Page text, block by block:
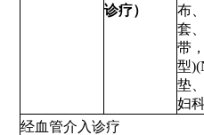
诊疗）
布
套
带
型
垫
妇
经血管介入诊疗